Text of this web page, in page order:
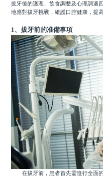
拔牙後的護理、飲食調整及心理調適
地應對拔牙挑戰，維護口腔健康，提
1、拔牙前的准備事項
在拔牙前，患者首先需進行全面的